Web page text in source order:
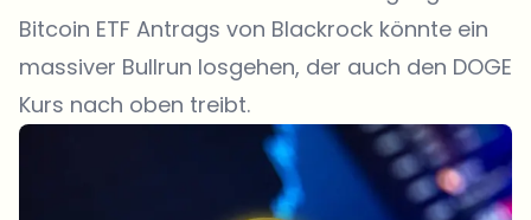
Bitcoin ETF Antrags von Blackrock könnte ein
massiver Bullrun losgehen, der auch den DOGE
Kurs nach oben treibt.